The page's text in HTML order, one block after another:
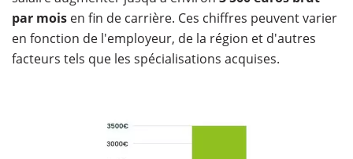
par mois en fin de carrière. Ces chiffres peuvent varier
en fonction de l'employeur, de la région et d'autres
facteurs tels que les spécialisations acquises.